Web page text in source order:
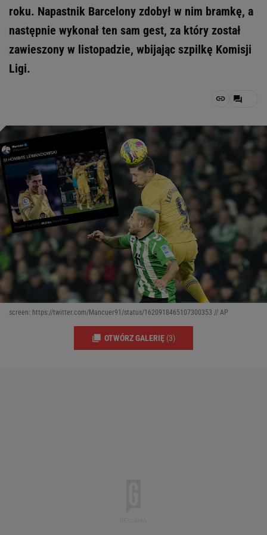
roku. Napastnik Barcelony zdobył w nim bramkę, a
następnie wykonał ten sam gest, za który został
zawieszony w listopadzie, wbijając szpilkę Komisji
Ligi.
screen: https://twitter.com/Mancuer91/status/1620918465107300353 // AP
OTWÓRZ GALERIĘ (3)